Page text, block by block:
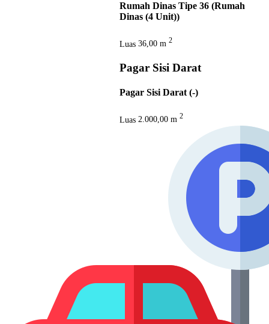
Rumah Dinas Tipe 36 (Rumah
Dinas (4 Unit))
Luas 36,00 m 2
Pagar Sisi Darat
Pagar Sisi Darat (-)
Luas 2.000,00 m 2